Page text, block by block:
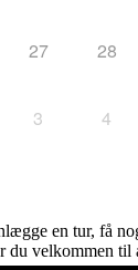
27 28
3 4
en tur, få
du velkommen til